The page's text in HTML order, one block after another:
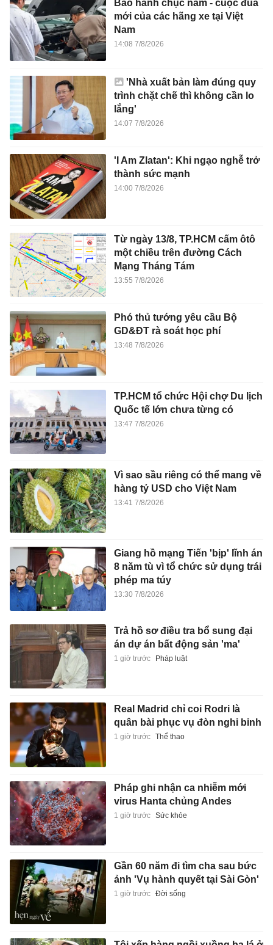
Bảo hành chục năm - cuộc đua
mới của các hãng xe tại Việt
Nam
14:08 7/8/2026
'Nhà xuất bản làm đúng quy
trình chặt chẽ thì không cần lo
lắng'
14:07 7/8/2026
'I Am Zlatan': Khi ngạo nghễ trở
thành sức mạnh
14:00 7/8/2026
Từ ngày 13/8, TP.HCM cấm ôtô
một chiều trên đường Cách
Mạng Tháng Tám
13:55 7/8/2026
Phó thủ tướng yêu cầu Bộ
GD&ĐT rà soát học phí
13:48 7/8/2026
TP.HCM tổ chức Hội chợ Du lịch
Quốc tế lớn chưa từng có
13:47 7/8/2026
Vì sao sầu riêng có thể mang về
hàng tỷ USD cho Việt Nam
13:41 7/8/2026
Giang hồ mạng Tiến 'bịp' lĩnh án
8 năm tù vì tổ chức sử dụng trái
phép ma túy
13:30 7/8/2026
Trả hồ sơ điều tra bổ sung đại
án dự án bất động sản 'ma'
1 giờ trước Pháp luật
Real Madrid chỉ coi Rodri là
quân bài phục vụ đòn nghi binh
1 giờ trước Thể thao
Pháp ghi nhận ca nhiễm mới
virus Hanta chủng Andes
1 giờ trước Sức khỏe
Gần 60 năm đi tìm cha sau bức
ảnh 'Vụ hành quyết tại Sài Gòn'
1 giờ trước Đời sống